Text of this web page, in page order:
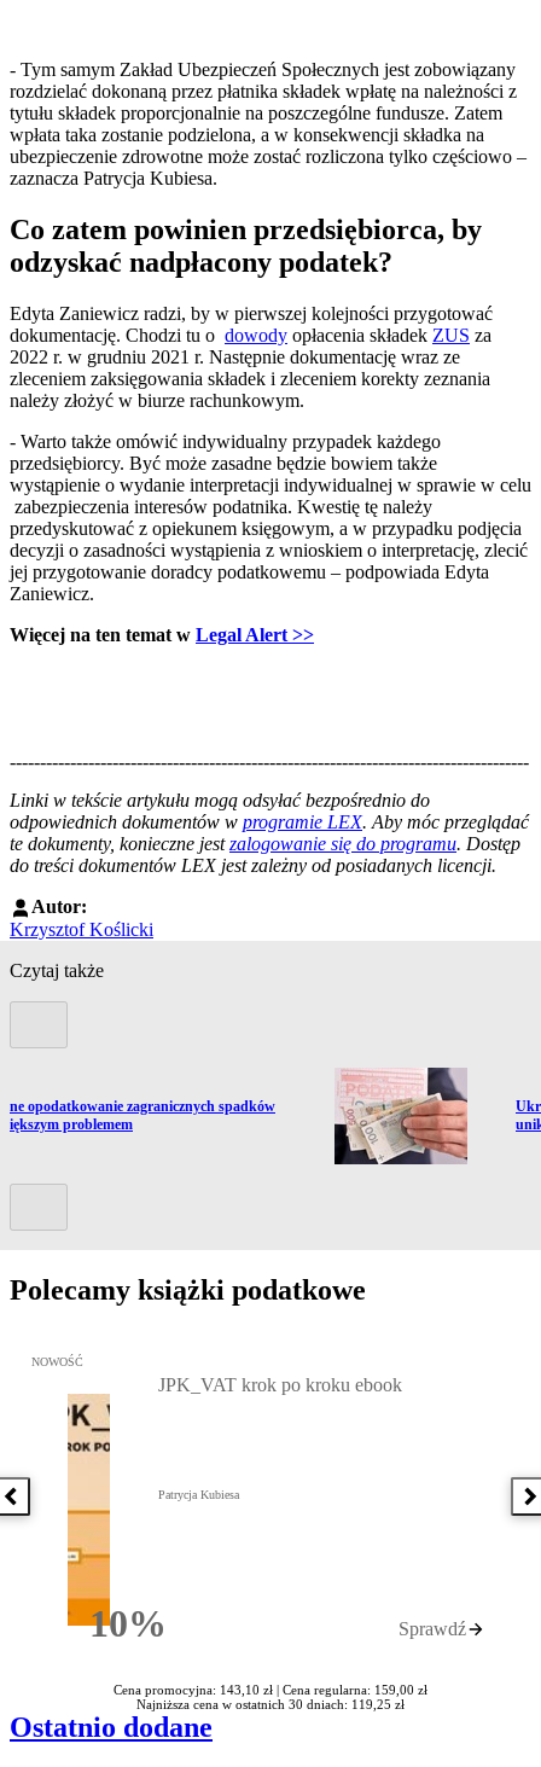
- Tym samym Zakład Ubezpieczeń Społecznych jest zobowiązany
rozdzielać dokonaną przez płatnika składek wpłatę na należności z
tytułu składek proporcjonalnie na poszczególne fundusze. Zatem
wpłata taka zostanie podzielona, a w konsekwencji składka na
ubezpieczenie zdrowotne może zostać rozliczona tylko częściowo –
zaznacza Patrycja Kubiesa.
Co zatem powinien przedsiębiorca, by
odzyskać nadpłacony podatek?
Edyta Zaniewicz radzi, by w pierwszej kolejności przygotować
dokumentację. Chodzi tu o dowody opłacenia składek ZUS za
2022 r. w grudniu 2021 r. Następnie dokumentację wraz ze
zleceniem zaksięgowania składek i zleceniem korekty zeznania
należy złożyć w biurze rachunkowym.
- Warto także omówić indywidualny przypadek każdego
przedsiębiorcy. Być może zasadne będzie bowiem także
wystąpienie o wydanie interpretacji indywidualnej w sprawie w celu
zabezpieczenia interesów podatnika. Kwestię tę należy
przedyskutować z opiekunem księgowym, a w przypadku podjęcia
decyzji o zasadności wystąpienia z wnioskiem o interpretację, zlecić
jej przygotowanie doradcy podatkowemu – podpowiada Edyta
Zaniewicz.
Więcej na ten temat w Legal Alert >>
--------------------------------------------------------------------------------------
Linki w tekście artykułu mogą odsyłać bezpośrednio do
odpowiednich dokumentów w programie LEX. Aby móc przeglądać
te dokumenty, konieczne jestzalogowanie się do programu. Dostęp
do treści dokumentów LEX jest zależny od posiadanych licencji.
Autor:
Krzysztof Koślicki
Czytaj także
do artykułu:
opodatkowanie zagranicznych spadków
problemem
Polecamy książki podatkowe
Poprzednia książka
Przejdź do: JPK_VAT krok po kroku ebook, Patrycja Kubiesa -
NOWOŚĆ
10%Rabatu
JPK_VAT krok po kroku ebook
Patrycja Kubiesa
Sprawdź
Cena promocyjna: 143,10 zł | Cena regularna: 159,00 zł
Najniższa cena w ostatnich 30 dniach: 119,25 zł
Ostatnio dodane